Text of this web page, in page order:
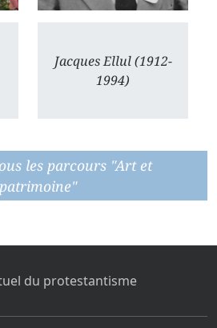
Jacques Ellul (1912-
1994)
les parcours "Art et
patrimoine"
du protestantisme